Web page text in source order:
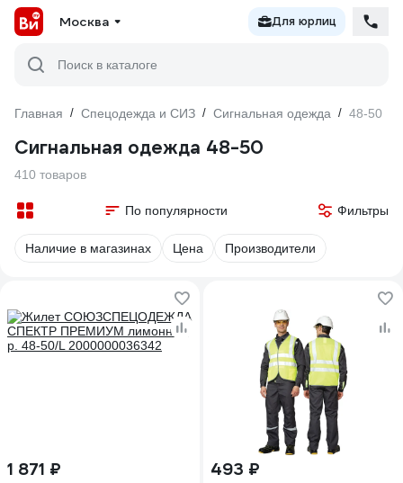
Москва Для юрлиц
Поиск в каталоге
Главная / Спецодежда и СИЗ / Сигнальная одежда / 48-50
Сигнальная одежда 48-50
410 товаров
По популярности Фильтры
Наличие в магазинах Цена Производители
1 871 ₽ 493 ₽